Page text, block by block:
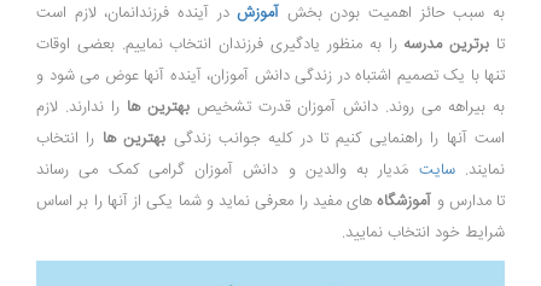
به سبب حائز اهمیت بودن بخش آموزشدر آینده فرزندانمان، لازم است
تا برترین مدرسه را به منظور یادگیری فرزندان انتخاب نماییم. بعضی اوقات
تنها با یک تصمیم اشتباه در زندگی دانش آموزان، آینده آنها عوض می شود و
به بیراهه می روند. دانش آموزان قدرت تشخیصبهترین ها را ندارند. لازم
است آنها را راهنمایی کنیم تا در کلیه جوانب زندگی بهترین ها را انتخاب
نمایند.سایت مَدیار به والدین و دانش آموزان گرامی کمک می رساند
تا مدارس و آموزشگاههای مفید را معرفی نماید و شما یکی از آنها را بر اساس
شرایط خود انتخاب نمایید.